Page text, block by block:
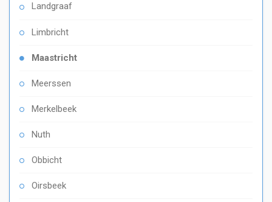
Landgraaf
Limbricht
Maastricht
Meerssen
Merkelbeek
Nuth
Obbicht
Oirsbeek